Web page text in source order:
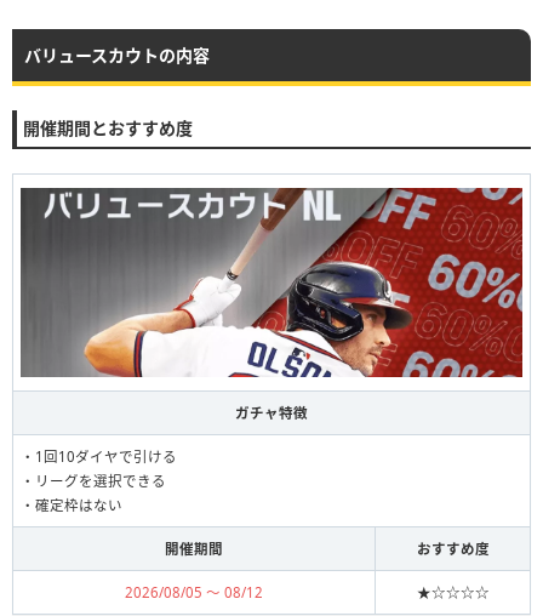
バリュースカウトの内容
開催期間とおすすめ度
ガチャ特徴
・1回10ダイヤで引ける
・リーグを選択できる
・確定枠はない
開催期間 おすすめ度
2026/08/05 〜 08/12 ★☆☆☆☆